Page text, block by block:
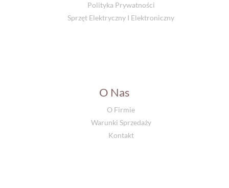
Polityka Prywatności
Sprzęt Elektryczny I Elektroniczny
O Nas
O Firmie
Warunki Sprzedaży
Kontakt